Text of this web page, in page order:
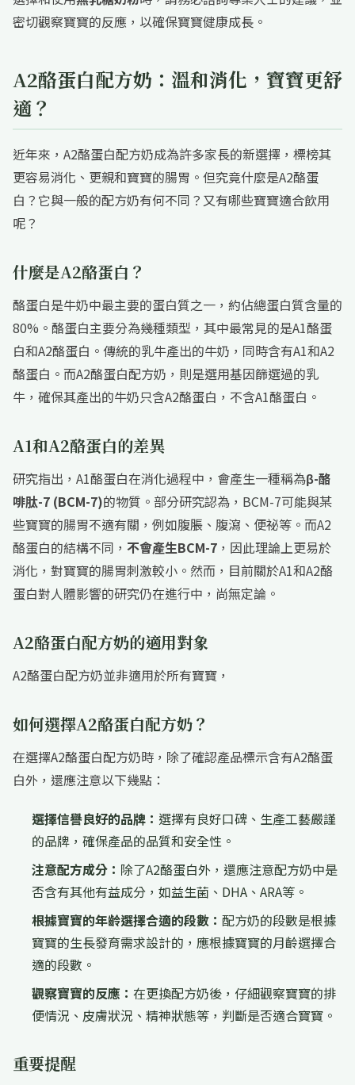
密切觀察寶寶的反應，以確保寶寶健康成長。
A2酪蛋白配方奶：溫和消化，寶寶更舒
適？
近年來，A2酪蛋白配方奶成為許多家長的新選擇，標榜其
更容易消化、更親和寶寶的腸胃。但究竟什麼是A2酪蛋
白？它與一般的配方奶有何不同？又有哪些寶寶適合飲用
呢？
什麼是A2酪蛋白？
酪蛋白是牛奶中最主要的蛋白質之一，約佔總蛋白質含量的
80%。酪蛋白主要分為幾種類型，其中最常見的是A1酪蛋
白和A2酪蛋白。傳統的乳牛產出的牛奶，同時含有A1和A2
酪蛋白。而A2酪蛋白配方奶，則是選用基因篩選過的乳
牛，確保其產出的牛奶只含A2酪蛋白，不含A1酪蛋白。
A1和A2酪蛋白的差異
研究指出，A1酪蛋白在消化過程中，會產生一種稱為β-酪
啡肽-7 (BCM-7)的物質。部分研究認為，BCM-7可能與某
些寶寶的腸胃不適有關，例如腹脹、腹瀉、便祕等。而A2
酪蛋白的結構不同， 不會產生BCM-7 ，因此理論上更易於
消化，對寶寶的腸胃刺激較小。然而，目前關於A1和A2酪
蛋白對人體影響的研究仍在進行中，尚無定論。
A2酪蛋白配方奶的適用對象
A2酪蛋白配方奶並非適用於所有寶寶，
如何選擇A2酪蛋白配方奶？
在選擇A2酪蛋白配方奶時，除了確認產品標示含有A2酪蛋
白外，還應注意以下幾點：
選擇信譽良好的品牌： 選擇有良好口碑、生產工藝嚴謹
的品牌，確保產品的品質和安全性。
注意配方成分： 除了A2酪蛋白外，還應注意配方奶中是
否含有其他有益成分，如益生菌、DHA、ARA等。
根據寶寶的年齡選擇合適的段數： 配方奶的段數是根據
寶寶的生長發育需求設計的，應根據寶寶的月齡選擇合
適的段數。
觀察寶寶的反應： 在更換配方奶後，仔細觀察寶寶的排
便情況、皮膚狀況、精神狀態等，判斷是否適合寶寶。
重要提醒